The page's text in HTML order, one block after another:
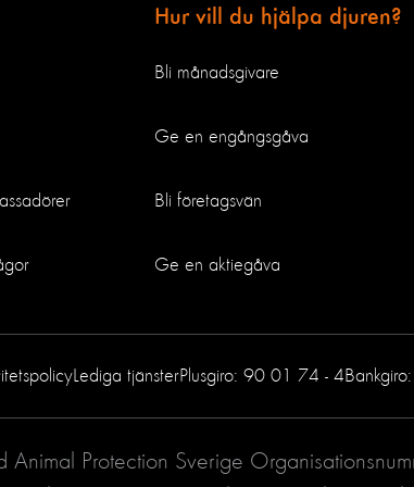
Hur vill du hjälpa djuren?
Bli månadsgivare
Ge en engångsgåva
Bli företagsvän
Ge en aktiegåva
Lediga tjänsterPlusgiro: 90 01 74 - 4
Protection Sverige